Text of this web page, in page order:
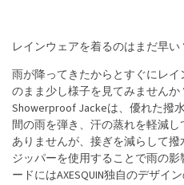
レインウェアを着るのはまだ早い
雨が降ってきたからとすぐにレ
のまま少し様子を見てみません
Showerproof Jackeは、優れた撥
間の雨を弾き、汗の蒸れを軽減
ありませんが、接ぎを減らして
ジッパーを使用することで雨の
ードにはAXESQUIN独自のデザイ